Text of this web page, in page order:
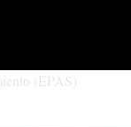
(EPAS)